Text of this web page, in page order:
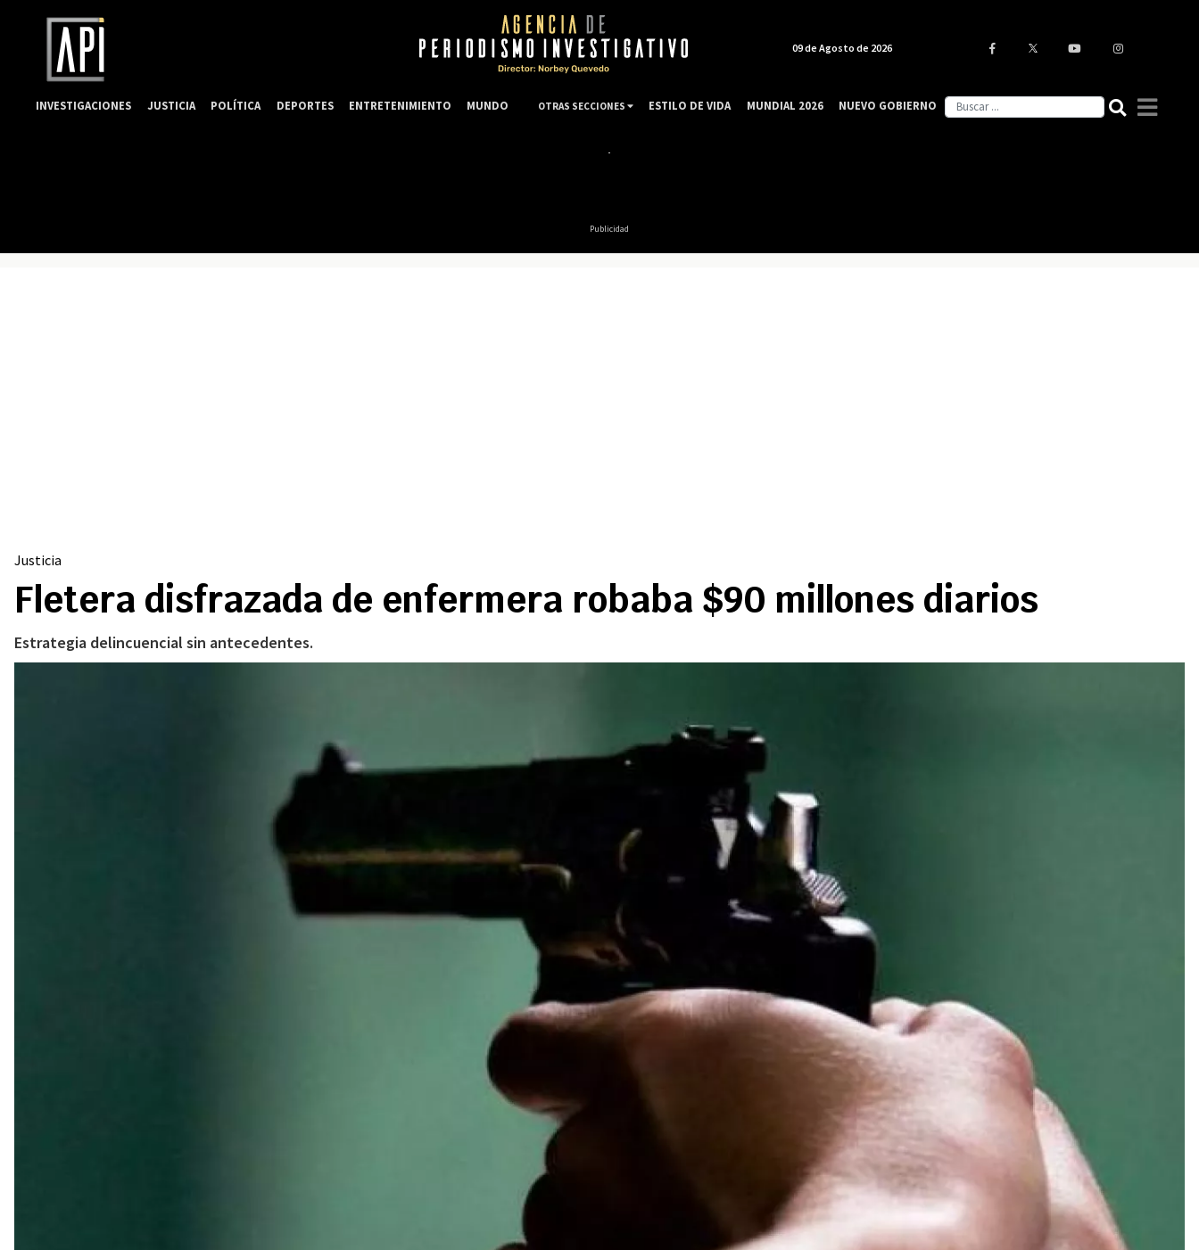
Publicidad
Justicia
Fletera disfrazada de enfermera robaba $90 millones diarios
Estrategia delincuencial sin antecedentes.
09 de Agosto de 2026
INVESTIGACIONES JUSTICIA POLÍTICA DEPORTES ENTRETENIMIENTO MUNDO OTRAS SECCIONES ESTILO DE VIDA MUNDIAL 2026 NUEVO GOBIERNO